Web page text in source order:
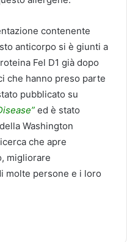
contenente
anticorpo si è giunti a
Fel D1 già dopo
che hanno preso parte
pubblicato su
ed è stato
Washington
che apre
migliorare
molte persone e i loro